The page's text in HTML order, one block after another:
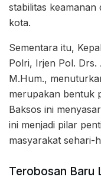
stabilitas keamanan
kota.
Sementara itu,
Polri, Irjen Pol.
M.Hum.,
merupakan bentuk
Baksos ini
ini menjadi pilar
masyarakat sehari-
Terobosan Baru